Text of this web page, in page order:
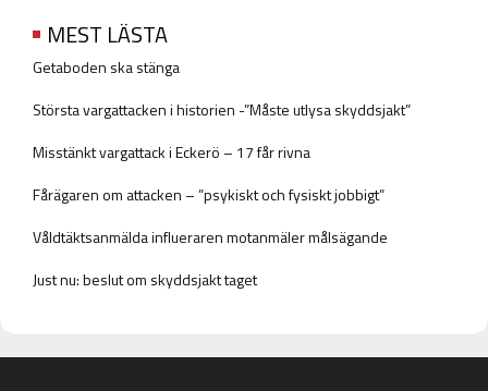
MEST LÄSTA
Getaboden ska stänga
Största vargattacken i historien -”Måste utlysa skyddsjakt”
Misstänkt vargattack i Eckerö – 17 får rivna
Fårägaren om attacken – ”psykiskt och fysiskt jobbigt”
Våldtäktsanmälda influeraren motanmäler målsägande
Just nu: beslut om skyddsjakt taget